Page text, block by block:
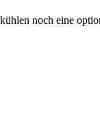
noch eine